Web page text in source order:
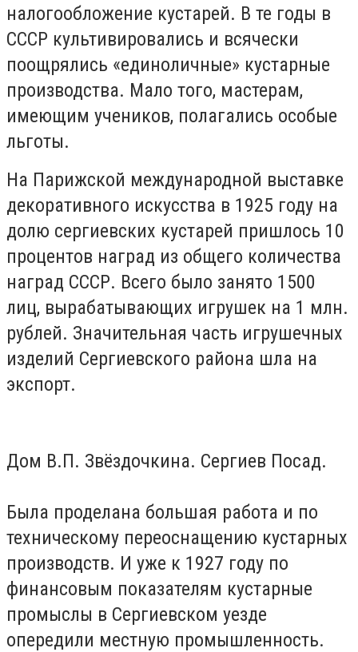
налогообложение кустарей. В те годы в
СССР культивировались и всячески
поощрялись «единоличные» кустарные
производства. Мало того, мастерам,
имеющим учеников, полагались особые
льготы.
На Парижской международной выставке
декоративного искусства в 1925 году на
долю сергиевских кустарей пришлось 10
процентов наград из общего количества
наград СССР. Всего было занято 1500
лиц, вырабатывающих игрушек на 1 млн.
рублей. Значительная часть игрушечных
изделий Сергиевского района шла на
экспорт.
Дом В.П. Звёздочкина. Сергиев Посад.
Была проделана большая работа и по
техническому переоснащению кустарных
производств. И уже к 1927 году по
финансовым показателям кустарные
промыслы в Сергиевском уезде
опередили местную промышленность.